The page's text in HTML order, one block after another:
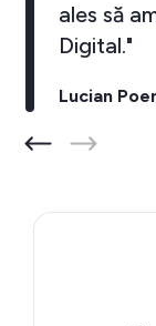
ales să
Digital."
Lucian